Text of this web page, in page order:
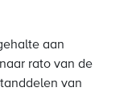
aan
rato van de
van